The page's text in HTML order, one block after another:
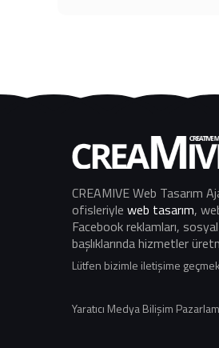
CREAMIVE Web Tasarım
ofisleriyle web tasarım,
Facebook reklamları,
başlıklarında hizmetler
Lütfen bizimle iletişime
Yaratıcı Medya Bilişim